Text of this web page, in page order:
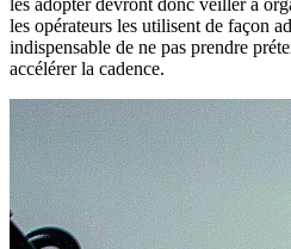
les opérateurs les utilisent de façon
indispensable de ne pas prendre
accélérer la cadence.